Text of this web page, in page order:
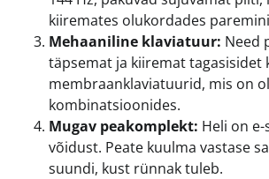
kiiremates olukordades
Mehaaniline klaviatuur: Need
täpsemat ja kiiremat tagasisidet
membraanklaviatuurid, mis on
kombinatsioonides.
Mugav peakomplekt: Heli on
võidust. Peate kuulma vastase
suundi, kust rünnak tuleb.